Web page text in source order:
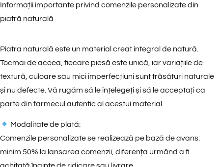
Informații importante privind comenzile personalizate din
piatră naturală
Piatra naturală este un material creat integral de natură.
Tocmai de aceea, fiecare piesă este unică, iar variațiile de
textură, culoare sau mici imperfecțiuni sunt trăsături naturale
și nu defecte. Vă rugăm să le înțelegeți și să le acceptați ca
parte din farmecul autentic al acestui material.
Modalitate de plată:
Comenzile personalizate se realizează pe bază de avans:
minim 50% la lansarea comenzii, diferența urmând a fi